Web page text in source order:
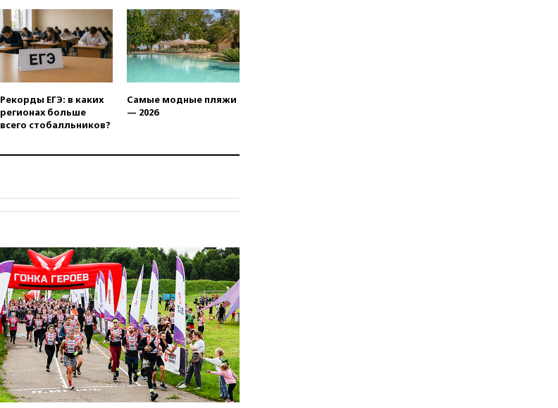
пятницу ожидаются ливни
вчера, 22:35Винисиус
продлил контракт с «Реалом»
до 2032 года
вчера, 22:28Отказаться от
российского гражданства
станет значительно дороже
штурмовую дивизию
признала нежелательным в
РФ американский Human
Rights Foundation
вчера, 21:35«Аэрофлот»
отменяет часть рейсов в Сочи
и Геленджик
вчера, 21:25Руслан Терновой
выиграл золото чемпионата
Европы в прыжках с 10-
метровой вышки
Рекорды ЕГЭ: в каких
регионах больше
всего стобалльников?
Самые модные пляжи
— 2026